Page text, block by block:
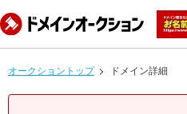
オークショントップ ドメイン詳細